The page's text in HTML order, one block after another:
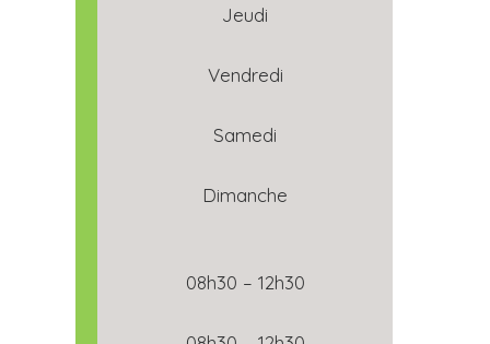
Jeudi
Vendredi
Samedi
Dimanche
08h30 – 12h30